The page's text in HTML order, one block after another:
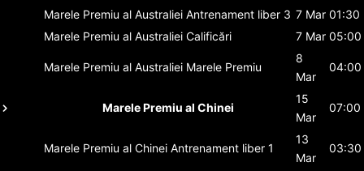
Marele Premiu al Australiei Antrenament liber 3 7 Mar 01:30
Marele Premiu al Australiei Calificări 7 Mar 05:00
Marele Premiu al Australiei Marele Premiu
8
Mar
04:00
Marele Premiu al Chinei
15
Mar
07:00
Marele Premiu al Chinei Antrenament liber 1
13
Mar
03:30